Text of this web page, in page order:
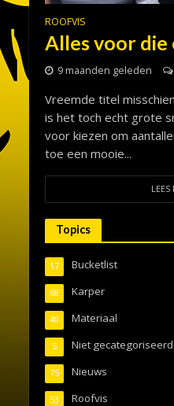
ROOFVIS
Alles voor die
9 maanden geleden
Vreemde titel
is het toch echt grote
voor kiezen om
toe een mooie...
LEES
Topics
Bucketlist
17
Karper
68
Materiaal
40
Niet gecategoriseerd
5
Nieuws
75
Roofvis
53